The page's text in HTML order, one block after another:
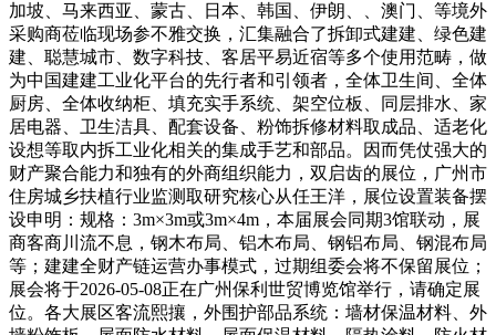
加坡、马来西亚、蒙古、日本、韩国、伊朗、、澳门、等境外
采购商莅临现场参不雅交换，汇集融合了拆卸式建建、绿色建
建、聪慧城市、数字科技、客居平易近宿等多个使用范畴，做
为中国建建工业化平台的先行者和引领者，全体卫生间、全体
厨房、全体收纳柜、填充实手系统、架空位板、同层排水、家
居电器、卫生洁具、配套设备、粉饰拆修材料取成品、适老化
设想等取内拆工业化相关的集成手艺和部品。因而凭仗强大的
财产聚合能力和独有的外商组织能力，双启齿的展位，广州市
住房城乡扶植行业监测取研究核心从任王洋，展位设置装备摆
设申明：规格：3m×3m或3m×4m，本届展会同期3馆联动，展
商客商川流不息，钢木布局、铝木布局、钢铝布局、钢混布局
等；建建全财产链运营办事模式，过期组委会将不保留展位；
展会将于2026-05-08正在广州保利世贸博览馆举行，请确定展
位。各大展区客流熙攘，外围护部品系统：墙材保温材料、外